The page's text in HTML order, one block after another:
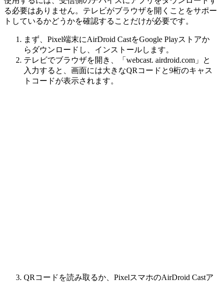
る必要はありません。テレビがブラウザを開くことをサポー
トしているかどうかを確認することだけが必要です。
まず、Pixel端末にAirDroid CastをGoogle Playストアか
らダウンロードし、インストールします。
テレビでブラウザを開き、「webcast. airdroid.com」と
入力すると、画面には大きなQRコードと9桁のキャス
トコードが表示されます。
QRコードを読み取るか、PixelスマホのAirDroid Castア